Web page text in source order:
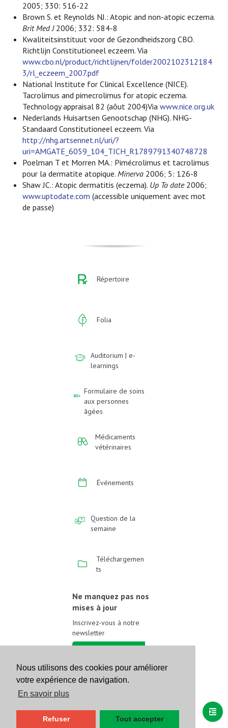
Nous utilisons des cookies pour améliorer
votre expérience de navigation.
En savoir plus
Refuser Tout accepter
2005; 330: 516-22
Brown S. et Reynolds NJ.: Atopic and non-atopic eczema.
Brit Med J2006; 332: 584-8
Kwaliteitsinstituut voor de Gezondheidszorg CBO.
Richtlijn Constitutioneel eczeem. Via
www.cbo.nl/product/richtlijnen/folder2002102312184
3/rl_eczeem_2007.pdf
National Institute for Clinical Excellence (NICE).
Tacrolimus and pimecrolimus for atopic eczema.
Technology appraisal 82 (aôut 2004)Viawww.nice.org.uk
Nederlands Huisartsen Genootschap (NHG). NHG-
Standaard Constitutioneel eczeem. Via
http://nhg.artsennet.nl/uri/?
uri=AMGATE_6059_104_TICH_R1789791340748728
Poelman T et Morren MA.: Pimécrolimus et tacrolimus
pour la dermatite atopique.Minerva 2006; 5: 126-8
Shaw JC.: Atopic dermatitis (eczema). Up To date2006;
www.uptodate.com (accessible uniquement avec mot
de passe)
Répertoire
Folia
Auditorium | e-
learnings
Formulaire de soins
aux personnes
âgées
Médicaments
vétérinaires
Événements
Question de la
semaine
Téléchargemen
ts
Ne manquez pas nos
mises à jour
Inscrivez-vous à notre
newsletter
Suivez-nous sur les